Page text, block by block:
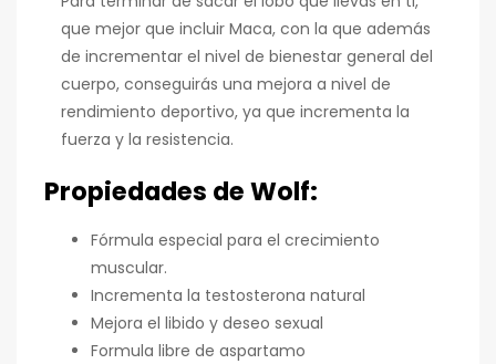
que mejor que incluir Maca, con la que además
de incrementar el nivel de bienestar general del
cuerpo, conseguirás una mejora a nivel de
rendimiento deportivo, ya que incrementa la
fuerza y la resistencia.
Propiedades de Wolf:
Fórmula especial para el crecimiento
muscular.
Incrementa la testosterona natural
Mejora el libido y deseo sexual
Formula libre de aspartamo